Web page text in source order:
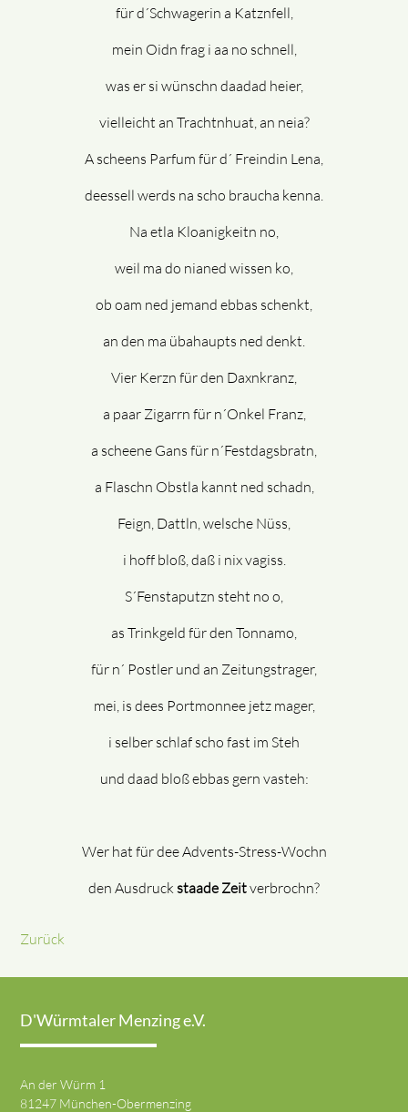
für d´Schwagerin a Katznfell,
mein Oidn frag i aa no schnell,
was er si wünschn daadad heier,
vielleicht an Trachtnhuat, an neia?
A scheens Parfum für d´ Freindin Lena,
deessell werds na scho braucha kenna.
Na etla Kloanigkeitn no,
weil ma do nianed wissen ko,
ob oam ned jemand ebbas schenkt,
an den ma übahaupts ned denkt.
Vier Kerzn für den Daxnkranz,
a paar Zigarrn für n´Onkel Franz,
a scheene Gans für n´Festdagsbratn,
a Flaschn Obstla kannt ned schadn,
Feign, Dattln, welsche Nüss,
i hoff bloß, daß i nix vagiss.
S´Fenstaputzn steht no o,
as Trinkgeld für den Tonnamo,
für n´ Postler und an Zeitungstrager,
mei, is dees Portmonnee jetz mager,
i selber schlaf scho fast im Steh
und daad bloß ebbas gern vasteh:
Wer hat für dee Advents-Stress-Wochn
den Ausdruckstaade Zeitverbrochn?
Zurück
D'Würmtaler Menzing e.V.
An der Würm 1
81247 München-Obermenzing